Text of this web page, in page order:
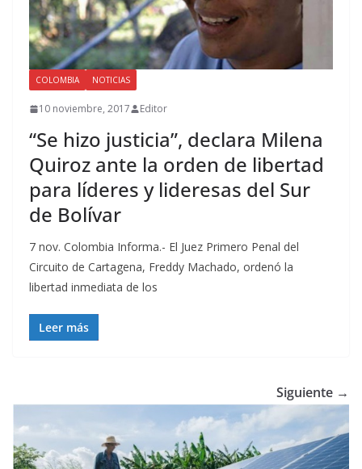
COLOMBIA NOTICIAS
10 noviembre, 2017 Editor
“Se hizo justicia”, declara Milena
Quiroz ante la orden de libertad
para líderes y lideresas del Sur
de Bolívar
7 nov. Colombia Informa.- El Juez Primero Penal del
Circuito de Cartagena, Freddy Machado, ordenó la
libertad inmediata de los
Leer más
Siguiente →